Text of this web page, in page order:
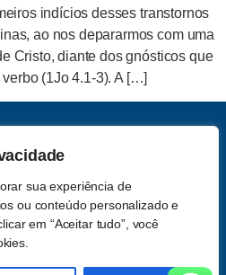
sua experiência de
ou conteúdo personalizado e
em “Aceitar tudo”, você
indícios desses transtornos
ao nos depararmos com uma
Cristo, diante dos gnósticos que
(1Jo 4.1-3). A […]
CNPJ: 62.357.060.0001-13
Saber e Fé Teologia LTDA
Política de Privacidade